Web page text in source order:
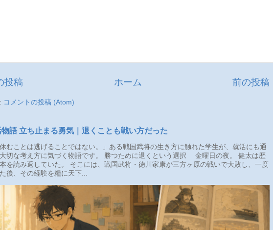
投稿 前の投稿
ホーム
コメントの投稿 (Atom)
語 立ち止まる勇気｜退くことも戦い方だった
むことは逃げることではない。」ある戦国武将の生き方に触れた学生が、就活にも通
切な考え方に気づく物語です。 勝つために退くという選択 金曜日の夜。 健太は歴
を読み返していた。 そこには、戦国武将・徳川家康が三方ヶ原の戦いで大敗し、一度
後、その経験を糧に天下...